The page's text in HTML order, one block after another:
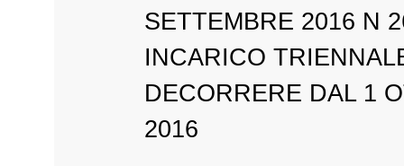
SETTEMBRE 2016 N
INCARICO
DECORRERE DAL 1
2016